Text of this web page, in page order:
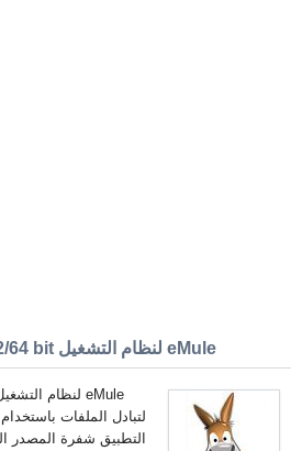
eMule لنظام التشغيل Windows XP 32/64 bit
التطبيق شفرة المصدر